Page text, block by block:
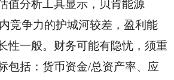
值分析工具显示，贝肯能源
内竞争力的护城河较差，盈利能
性一般。财务可能有隐忧，须重
包括：货币资金/总资产率、应